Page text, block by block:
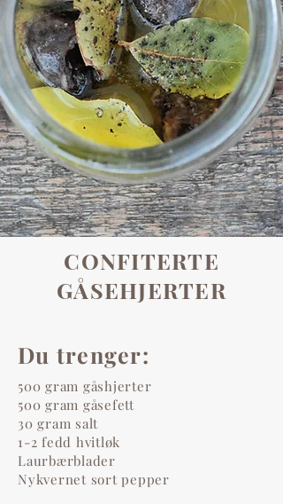
CONFITERTE
GÅSEHJERTER
Du trenger:
500 gram gåshjerter
500 gram gåsefett
30 gram salt
1-2 fedd hvitløk
Laurbærblader
Nykvernet sort pepper